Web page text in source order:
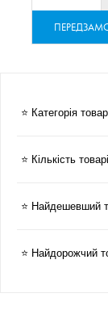
⭐ Категорія
⭐ Кількість
⭐ Найдешевший
⭐ Найдорожчий